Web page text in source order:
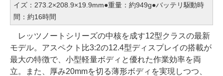
イズ：273.2×208.9×19.9mm●重量：約949g●バッテリ駆動時
間：約16時間
レッツノートシリーズの中核を成す12型クラスの最新
モデル。アスペクト比3:2の12.4型ディスプレイの搭載が
最大の特徴で、小型軽量ボディと優れた作業効率を両
立。また、厚み20mmを切る薄形ボディを実現しつつ、